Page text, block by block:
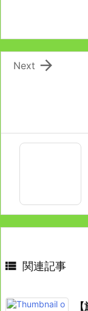

Next
 関連記事